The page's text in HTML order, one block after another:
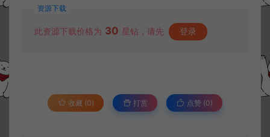
资源下载
此资源下载价格为 30 星钻，请先 登录
收藏 (0) 打赏 点赞 (0)